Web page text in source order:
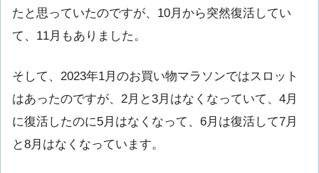
たと思っていたのですが、10月から突然復活してい
て、11月もありました。
そして、2023年1月のお買い物マラソンではスロット
はあったのですが、2月と3月はなくなっていて、4月
に復活したのに5月はなくなって、6月は復活して7月
と8月はなくなっています。